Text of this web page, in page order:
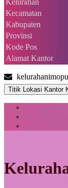
Kecamatan
Kabupaten
Provinsi
Kode Pos
Alamat Kantor
Titik Lokasi Kantor